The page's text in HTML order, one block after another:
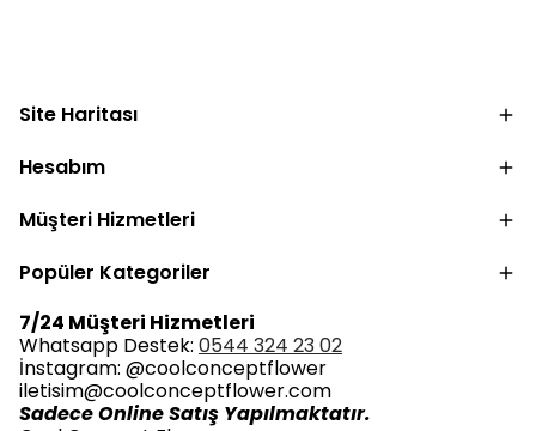
Site Haritası
Hesabım
Müşteri Hizmetleri
Popüler Kategoriler
7/24 Müşteri Hizmetleri
Whatsapp Destek: 0544 324 23 02
İnstagram: @coolconceptflower
iletisim@coolconceptflower.com
Sadece Online Satış Yapılmaktatır.